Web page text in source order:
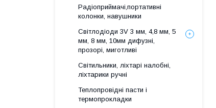
Радіоприймачі,портативні
колонки, навушники
Світлодіоди 3V 3 мм, 4,8 мм, 5
мм, 8 мм, 10мм дифузні,
прозорі, миготливі
Світильники, ліхтарі налобні,
ліхтарики ручні
Теплопровідні пасти і
термопрокладки